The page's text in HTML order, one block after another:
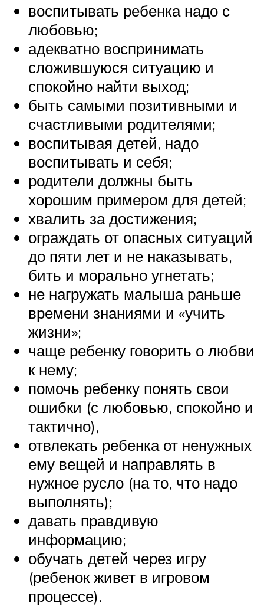
воспитывать ребенка надо с
любовью;
адекватно воспринимать
сложившуюся ситуацию и
спокойно найти выход;
быть самыми позитивными и
счастливыми родителями;
воспитывая детей, надо
воспитывать и себя;
родители должны быть
хорошим примером для детей;
хвалить за достижения;
ограждать от опасных ситуаций
до пяти лет и не наказывать,
бить и морально угнетать;
не нагружать малыша раньше
времени знаниями и «учить
жизни»;
чаще ребенку говорить о любви
к нему;
помочь ребенку понять свои
ошибки (с любовью, спокойно и
тактично),
отвлекать ребенка от ненужных
ему вещей и направлять в
нужное русло (на то, что надо
выполнять);
давать правдивую
информацию;
обучать детей через игру
(ребенок живет в игровом
процессе).